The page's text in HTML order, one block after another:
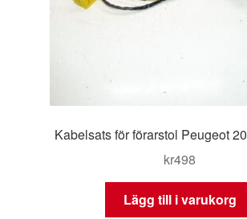
Kabelsats för förarstol Peugeot
kr498
Lägg till i varukorg